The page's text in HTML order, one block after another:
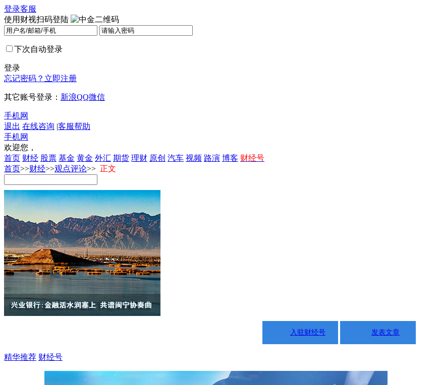
登录客服
使用财视扫码登陆
下次自动登录
登录
忘记密码？ 立即注册
其它账号登录： 新浪QQ微信
手机网
退出 在线咨询 |客服帮助
手机网
欢迎您，
首页 财经 股票 基金 黄金 外汇 期货 理财 原创 汽车 视频 路演 博客 财经号
首页>>财经>>观点评论>> 正文
入驻财经号 发表文章
精华推荐 财经号